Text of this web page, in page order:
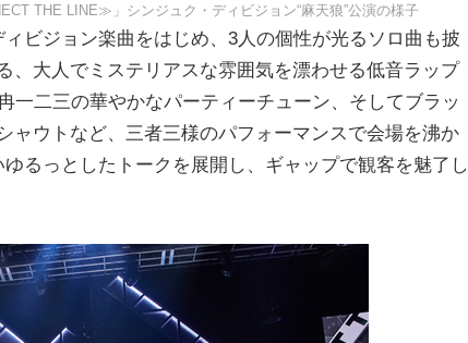
THE LINE≫」シンジュク・ディビジョン“麻天狼”公演の様子
ビジョン楽曲をはじめ、3人の個性が光るソロ曲も披
、大人でミステリアスな雰囲気を漂わせる低音ラップ
一二三の華やかなパーティーチューン、そしてブラッ
ャウトなど、三者三様のパフォーマンスで会場を沸か
るっとしたトークを展開し、ギャップで観客を魅了し